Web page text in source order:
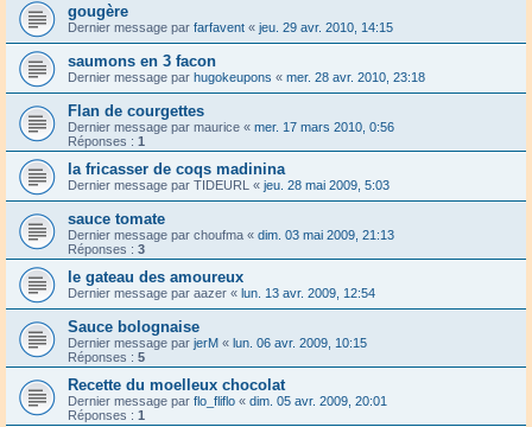
gougère
Dernier message par farfavent « jeu. 29 avr. 2010, 14:15
saumons en 3 facon
Dernier message par hugokeupons « mer. 28 avr. 2010, 23:18
Flan de courgettes
Dernier message par maurice « mer. 17 mars 2010, 0:56
Réponses : 1
la fricasser de coqs madinina
Dernier message par TIDEURL « jeu. 28 mai 2009, 5:03
sauce tomate
Dernier message par choufma « dim. 03 mai 2009, 21:13
Réponses : 3
le gateau des amoureux
Dernier message par aazer « lun. 13 avr. 2009, 12:54
Sauce bolognaise
Dernier message par jerM « lun. 06 avr. 2009, 10:15
Réponses : 5
Recette du moelleux chocolat
Dernier message par flo_fliflo « dim. 05 avr. 2009, 20:01
Réponses : 1